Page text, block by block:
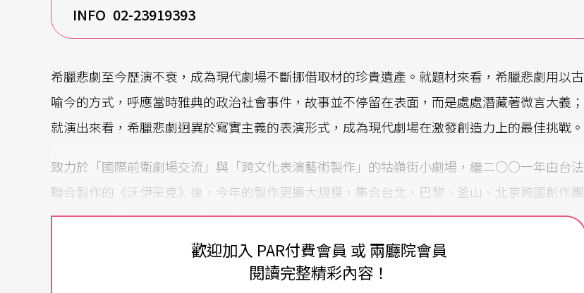
INFO 02-23919393
希臘悲劇至今歷演不衰，成為現代劇場不斷挪借取材的珍貴遺產。就題材來看，希臘悲劇用以古
喻今的方式，呼應當時雅典的政治社會事件，故事並不停留在表面，而是處處潛藏著微言大義；
就演出來看，希臘悲劇迥異於寫實主義的表演形式，成為現代劇場在激發創造力上的最佳挑戰。
致力於「國際前衛劇場交流」與「跨文化表演藝術製作」的牯嶺街小劇場，繼二○○一年由台法
聯合製作的《沃伊采克》後，今年的製作更擴大規模，集合台北、巴黎、釜山、北京跨國創作團
隊與劇場人，以希臘悲劇為命題，共同面對經典原著重新詮釋的工程，推出由法國導演克萊德．
夏波（Clyde Chabot）和資深劇場人王墨林分別執導的《又一個，米蒂亞》與《安蒂岡妮》。
《又一個，米蒂亞》檢視兩性與親子關係
歡迎加入 PAR付費會員 或 兩廳院會員
閱讀完整精彩內容！